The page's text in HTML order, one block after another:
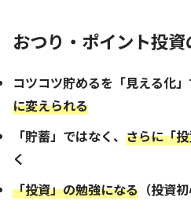
おつり・ポイント投
コツコツ貯めるを「見える化」
に変えられる
「貯蓄」ではなく、 さらに「
く
「投資」の勉強になる （投資